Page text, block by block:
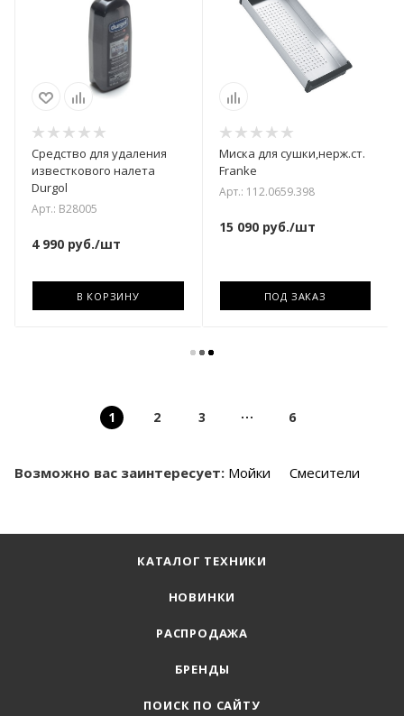
Средство для удаления
известкового налета
Durgol
Арт.: B28005
4 990 руб./шт
В КОРЗИНУ
Миска для сушки,нерж.ст.
Franke
Арт.: 112.0659.398
15 090руб./шт
ПОД ЗАКАЗ
1 2 3 6
Возможно вас заинтересует: Мойки Смесители
КАТАЛОГ ТЕХНИКИ
НОВИНКИ
РАСПРОДАЖА
БРЕНДЫ
ПОИСК ПО САЙТУ